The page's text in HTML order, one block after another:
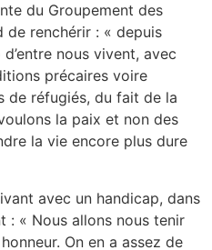
du Groupement des
de renchérir : « depuis
nous vivent, avec
précaires voire
de réfugiés, du fait de la
la paix et non des
la vie encore plus dure
avec un handicap, dans
: « Nous allons nous tenir
On en a assez de